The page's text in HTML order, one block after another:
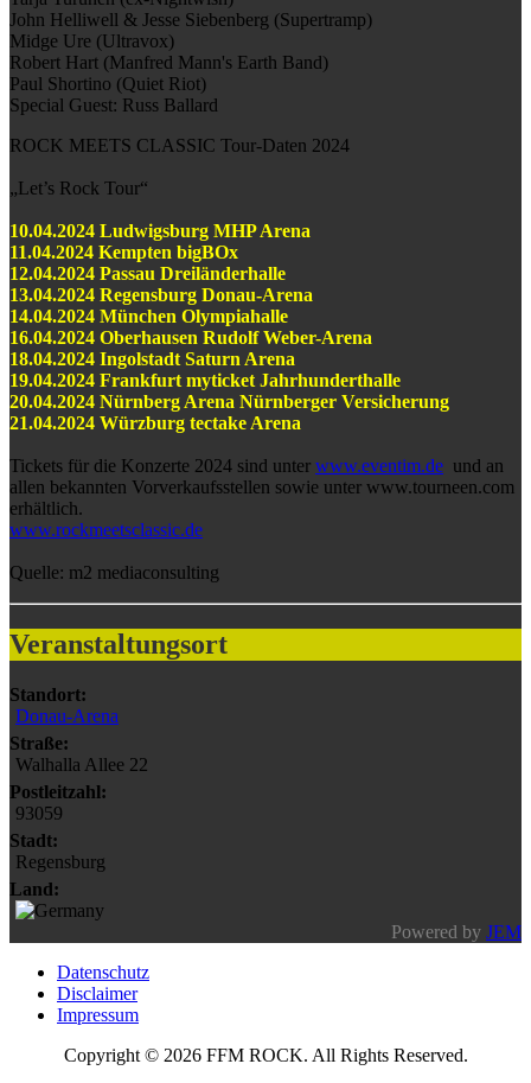
John Helliwell & Jesse Siebenberg (Supertramp)
Midge Ure (Ultravox)
Robert Hart (Manfred Mann's Earth Band)
Paul Shortino (Quiet Riot)
Special Guest: Russ Ballard
ROCK MEETS CLASSIC Tour-Daten 2024
„Let’s Rock Tour“
10.04.2024 Ludwigsburg MHP Arena
11.04.2024 Kempten bigBOx
12.04.2024 Passau Dreiländerhalle
13.04.2024 Regensburg Donau-Arena
14.04.2024 München Olympiahalle
16.04.2024 Oberhausen Rudolf Weber-Arena
18.04.2024 Ingolstadt Saturn Arena
19.04.2024 Frankfurt myticket Jahrhunderthalle
20.04.2024 Nürnberg Arena Nürnberger Versicherung
21.04.2024 Würzburg tectake Arena
Tickets für die Konzerte 2024 sind unter www.eventim.de und an
allen bekannten Vorverkaufsstellen sowie unter www.tourneen.com
erhältlich.
www.rockmeetsclassic.de
Quelle: m2 mediaconsulting
Veranstaltungsort
Standort:
Donau-Arena
Straße:
Walhalla Allee 22
Postleitzahl:
93059
Stadt:
Regensburg
Land:
Powered by JEM
Datenschutz
Disclaimer
Impressum
Copyright © 2026 FFM ROCK. All Rights Reserved.